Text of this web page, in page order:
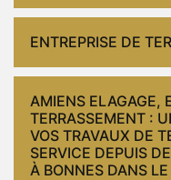
ENTREPRISE DE
AMIENS ELAGAGE,
TERRASSEMENT :
VOS TRAVAUX DE
SERVICE DEPUIS
À BONNES DANS LE